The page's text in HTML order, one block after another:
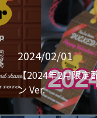
2024/02/01
【2024年2月限定
ン Ver.